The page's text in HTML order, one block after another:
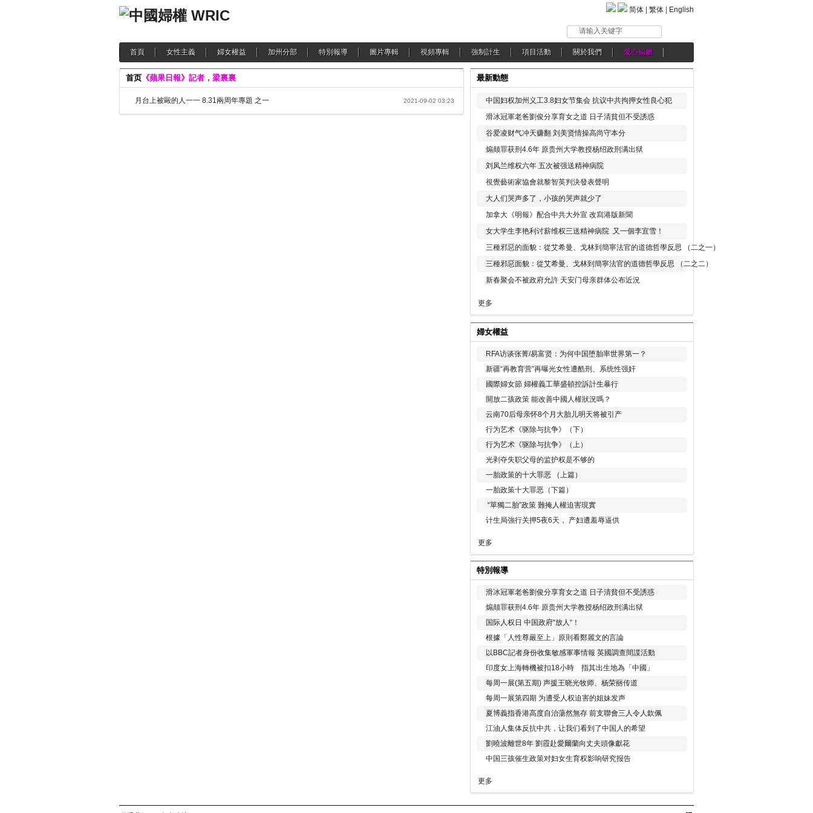
简体 繁体 English
请输入关键字
首頁 女性主義 婦女權益 加州分部 特別報導 圖片專輯 視頻專輯 強制計生 項目活動 關於我們 愛心捐贈
首页《蘋果日報》記者，梁裏裏
月台上被毆的人一一 8.31兩周年專題 之一 2021-09-02 03:23
最新動態
中国妇权加州义工3.8妇女节集会 抗议中共拘押女性良心犯
滑冰冠軍老爸劉俊分享育女之道 日子清貧但不受誘惑
谷爱凌财气冲天赚翻 刘美贤情操高尚守本分
煽颠罪获刑4.6年 原贵州大学教授杨绍政刑满出狱
刘凤兰维权六年 五次被强送精神病院
視覺藝術家協會就黎智英判決發表聲明
大人们哭声多了，小孩的哭声就少了
加拿大《明報》配合中共大外宣 改寫港版新聞
女大学生李艳利讨薪维权三送精神病院 又一個李宜雪！
三種邪惡的面貌：從艾希曼、戈林到簡寧法官的道德哲學反思 （二之一）
三種邪惡面貌：從艾希曼、戈林到簡寧法官的道德哲學反思 （二之二）
新春聚会不被政府允許 天安门母亲群体公布近況
更多
婦女權益
RFA访谈张菁/易富贤：为何中国堕胎率世界第一？
新疆“再教育营”再曝光女性遭酷刑、系统性强奸
國際婦女節 婦權義工華盛頓控訴計生暴行
開放二孩政策 能改善中國人權狀況嗎？
云南70后母亲怀8个月大胎儿明天将被引产
行为艺术《驱除与抗争》（下）
行为艺术《驱除与抗争》（上）
光剥夺失职父母的监护权是不够的
一胎政策的十大罪恶 （上篇）
一胎政策十大罪恶（下篇）
“單獨二胎”政策 難掩人權迫害現實
计生局強行关押5夜6天， 产妇遭羞辱逼供
更多
特別報導
滑冰冠軍老爸劉俊分享育女之道 日子清貧但不受誘惑
煽颠罪获刑4.6年 原贵州大学教授杨绍政刑满出狱
国际人权日 中国政府“放人“！
根據「人性尊嚴至上」原則看鄭麗文的言論
以BBC記者身份收集敏感軍事情報 英國調查間諜活動
印度女上海轉機被扣18小時 指其出生地為「中國」
每周一展(第五期) 声援王晓光牧师、杨荣丽传道
每周一展第四期 为遭受人权迫害的姐妹发声
夏博義指香港高度自治蕩然無存 前支聯會三人令人欽佩
江油人集体反抗中共，让我们看到了中国人的希望
劉曉波離世8年 劉霞赴愛爾蘭向丈夫頭像獻花
中国三孩催生政策对妇女生育权影响研究报告
更多